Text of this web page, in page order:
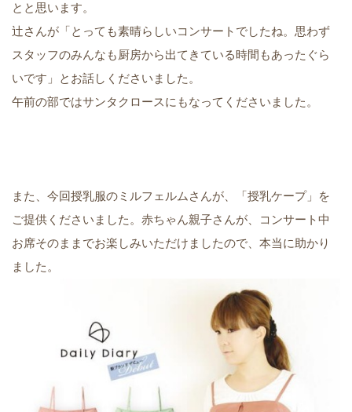
とと思います。
辻さんが「とっても素晴らしいコンサートでしたね。思わず
スタッフのみんなも厨房から出てきている時間もあったぐら
いです」とお話しくださいました。
午前の部ではサンタクロースにもなってくださいました。
また、今回授乳服のミルフェルムさんが、「授乳ケープ」を
ご提供くださいました。赤ちゃん親子さんが、コンサート中
お席そのままでお楽しみいただけましたので、本当に助かり
ました。